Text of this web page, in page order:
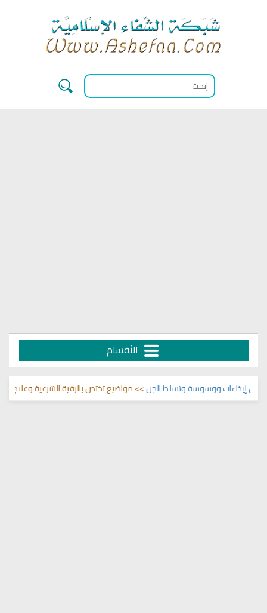
الأقسام
إيذاءات ووسوسة وتسلط الجن>> مواضيع تختص بالرقية الشرعية وعلاج